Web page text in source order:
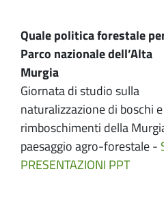
Quale politica forestale
Parco nazionale dell’Alta
Murgia
Giornata di studio sulla
naturalizzazione di boschi e
rimboschimenti della
paesaggio agro-forestale -
PRESENTAZIONI PPT